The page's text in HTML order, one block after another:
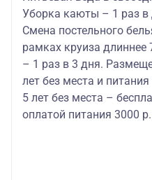
Уборка каюты – 1 раз в
Смена постельного
рамках круиза длиннее
– 1 раз в 3 дня.
лет без места и
5 лет без места –
оплатой питания 3000